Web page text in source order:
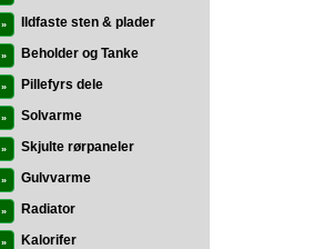
» Ildfaste sten & plader
» Beholder og Tanke
» Pillefyrs dele
» Solvarme
» Skjulte rørpaneler
» Gulvvarme
» Radiator
» Kalorifer